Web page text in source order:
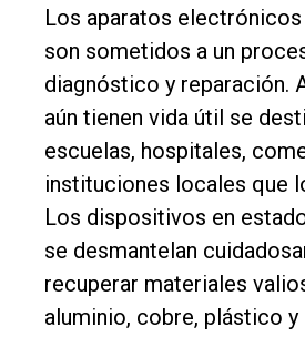
Los aparatos
son sometidos a un
diagnóstico y reparación.
aún tienen vida útil se
escuelas, hospitales,
instituciones locales que
Los dispositivos en
se desmantelan
recuperar materiales
aluminio, cobre, plástico